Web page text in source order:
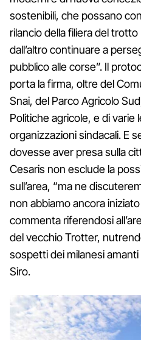
sostenibili, che possano
rilancio della filiera del
dall’altro continuare a
pubblico alle corse”. Il
porta la firma, oltre del
Snai, del Parco Agricolo
Politiche agricole, e di varie
organizzazioni sindacali. E
dovesse aver presa sulla
Cesaris non esclude la
sull’area, “ma ne
non abbiamo ancora
commenta riferendosi
del vecchio Trotter,
sospetti dei milanesi
Siro.